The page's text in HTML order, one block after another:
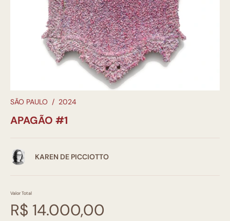
SÃO PAULO / 2024
APAGÃO #1
KAREN DE PICCIOTTO
Valor Total
R$ 14.000,00